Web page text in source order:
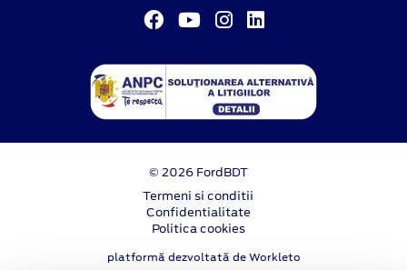
© 2026 FordBDT
Termeni si conditii
Confidentialitate
Politica cookies
platformă dezvoltată de Workleto